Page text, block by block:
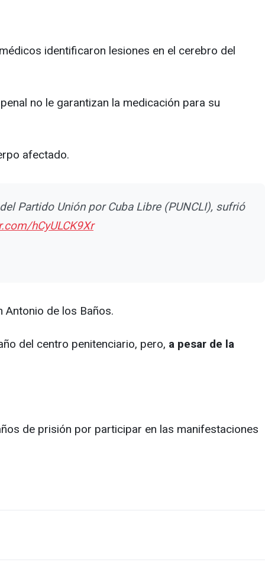
identificaron lesiones en el cerebro del
no le garantizan la medicación para su
afectado.
Partido Unión por Cuba Libre (PUNCLI), sufrió
hCyULCK9Xr
Antonio de los Baños.
del centro penitenciario, pero, a pesar de la
de prisión por participar en las manifestaciones